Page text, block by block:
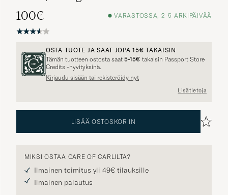
Muita vaihtoehtoja?
SAMANKALTAISIA TUOTTEITA
100€
VARASTOSSA, 2-5 ARKIPÄIVÄÄ
OSTA TUOTE JA SAAT JOPA15€ TAKAISIN
Tämän tuotteen ostosta saat 5-15€ takaisin Passport Store
Credits -hyvityksinä.
Kirjaudu sisään tai rekisteröidy nyt
Lisätietoja
LISÄÄ OSTOSKORIIN
MIKSI OSTAA CARE OF CARLILTA?
Ilmainen toimitus yli 49€ tilauksille
Ilmainen palautus